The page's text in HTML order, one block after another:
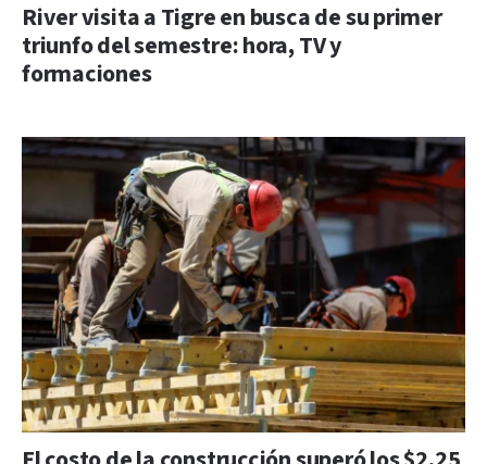
River visita a Tigre en busca de su primer
triunfo del semestre: hora, TV y
formaciones